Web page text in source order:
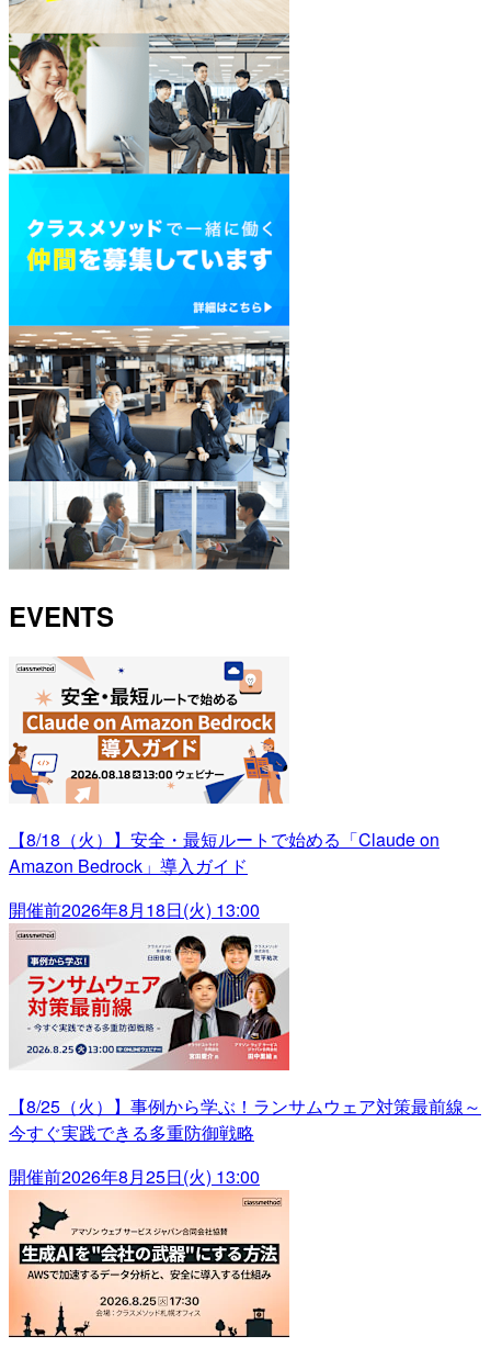
EVENTS
【8/18（火）】安全・最短ルートで始める「Claude on
Amazon Bedrock」導入ガイド
開催前2026年8月18日(火) 13:00
【8/25（火）】事例から学ぶ！ランサムウェア対策最前線～
今すぐ実践できる多重防御戦略
開催前2026年8月25日(火) 13:00